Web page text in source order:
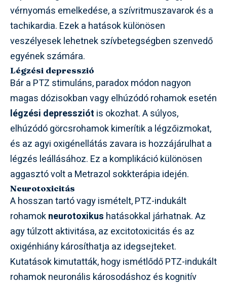
vérnyomás emelkedése, a szívritmuszavarok és a
tachikardia. Ezek a hatások különösen
veszélyesek lehetnek szívbetegségben szenvedő
egyének számára.
Légzési depresszió
Bár a PTZ stimuláns, paradox módon nagyon
magas dózisokban vagy elhúzódó rohamok esetén
légzési depressziót is okozhat. A súlyos,
elhúzódó görcsrohamok kimerítik a légzőizmokat,
és az agyi oxigénellátás zavara is hozzájárulhat a
légzés leállásához. Ez a komplikáció különösen
aggasztó volt a Metrazol sokkterápia idején.
Neurotoxicitás
A hosszan tartó vagy ismételt, PTZ-indukált
rohamokneurotoxikus hatásokkal járhatnak. Az
agy túlzott aktivitása, az excitotoxicitás és az
oxigénhiány károsíthatja az idegsejteket.
Kutatások kimutatták, hogy ismétlődő PTZ-indukált
rohamok neuronális károsodáshoz és kognitív